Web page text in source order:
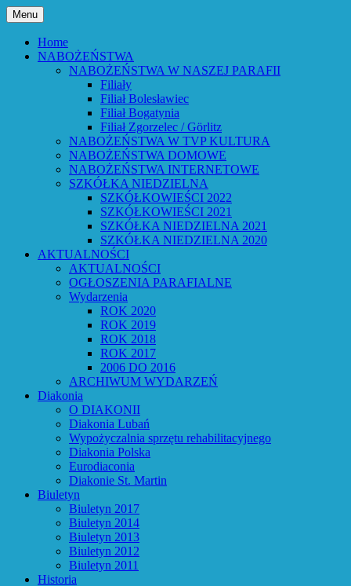
Przejdź
do
treściParafia Ewangelicko-
Augsburska w Lubaniu
czynię – Obj 21,5 – Słowo Boże Roku
Pańskiego 2026
Menu
Home
NABOŻEŃSTWA
NABOŻEŃSTWA W NASZEJ PARAFII
Filiały
Filiał Bolesławiec
Filiał Bogatynia
Filiał Zgorzelec / Görlitz
NABOŻEŃSTWA W TVP KULTURA
NABOŻEŃSTWA DOMOWE
NABOŻEŃSTWA INTERNETOWE
SZKÓŁKA NIEDZIELNA
SZKÓŁKOWIEŚCI 2022
SZKÓŁKOWIEŚCI 2021
SZKÓŁKA NIEDZIELNA 2021
SZKÓŁKA NIEDZIELNA 2020
AKTUALNOŚCI
AKTUALNOŚCI
OGŁOSZENIA PARAFIALNE
Wydarzenia
ROK 2020
ROK 2019
ROK 2018
ROK 2017
2006 DO 2016
ARCHIWUM WYDARZEŃ
Diakonia
O DIAKONII
Diakonia Lubań
Wypożyczalnia sprzętu rehabilitacyjnego
Diakonia Polska
Eurodiaconia
Diakonie St. Martin
Biuletyn
Biuletyn 2017
Biuletyn 2014
Biuletyn 2013
Biuletyn 2012
Biuletyn 2011
Historia